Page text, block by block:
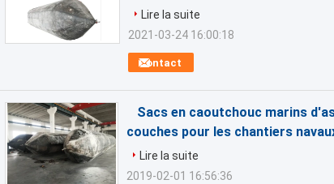
Contact
Lire la suite
2021-03-24 16:00:18
Sacs en caoutchouc marins
couches pour les chantiers
Lire la suite
2019-02-01 16:56:36